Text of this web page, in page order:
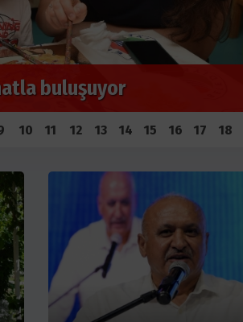
gençlerin kariyerine
10 11 12 13 14 15 16 17 18